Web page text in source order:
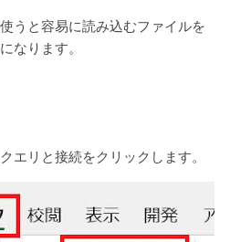
うと容易に読み込むファイルを
なります。
エリと接続をクリックします。